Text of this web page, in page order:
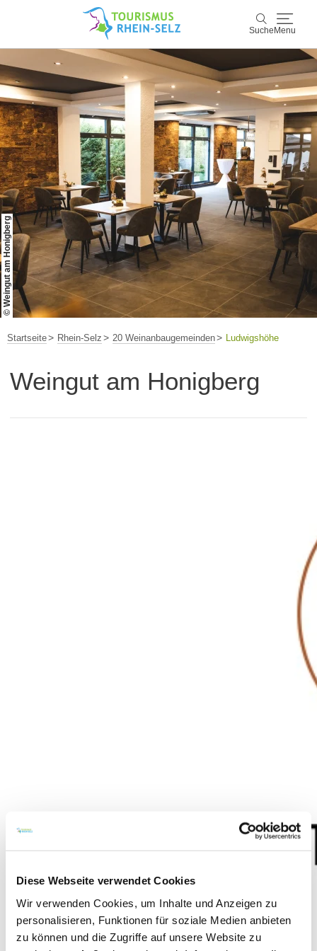
Diese Webseite verwendet Cookies
Wir verwenden Cookies, um Inhalte und Anzeigen zu
personalisieren, Funktionen für soziale Medien anbieten
zu können und die Zugriffe auf unsere Website zu
Suche Menu
Suche
Rhein-Selz
Entdecken & Erleben
Wein & Genuss
Kultur & Events
Buchen & Service
© Weingut am Honigberg
Startseite Rhein-Selz 20 Weinanbaugemeinden Ludwigshöhe
Weingut am Honigberg
Unser Weingut und unsere Weinkellerei liegt in
Ludwigshöhe, einem idyllischen Weinort in